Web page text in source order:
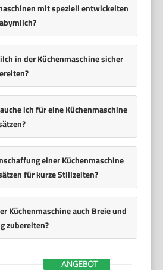
mit speziell entwickelten
in der Küchenmaschine sicher
ich für eine Küchenmaschine
einer Küchenmaschine
für kurze Stillzeiten?
Küchenmaschine auch Breie und
zubereiten?
ANGEBOT